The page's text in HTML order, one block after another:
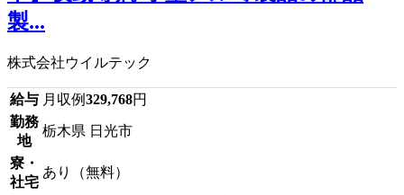
製...
株式会社ウイルテック
給与 月収例329,768円
勤務
地
栃木県 日光市
寮・
社宅
あり（無料）